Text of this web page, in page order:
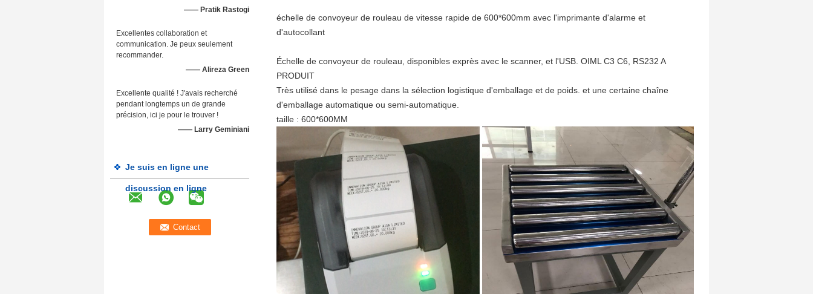
—— Pratik Rastogi
Excellentes collaboration et
communication. Je peux seulement
recommander.
—— Alireza Green
Excellente qualité ! J'avais recherché
pendant longtemps un de grande
précision, ici je pour le trouver !
—— Larry Geminiani
Je suis en ligne une
discussion en ligne
échelle de convoyeur de rouleau de vitesse rapide de 600*600mm avec l'imprimante d'alarme et
d'autocollant
Échelle de convoyeur de rouleau, disponibles exprès avec le scanner, et l'USB. OIML C3 C6, RS232 A
PRODUIT
Très utilisé dans le pesage dans la sélection logistique d'emballage et de poids. et une certaine chaîne
d'emballage automatique ou semi-automatique.
taille : 600*600MM